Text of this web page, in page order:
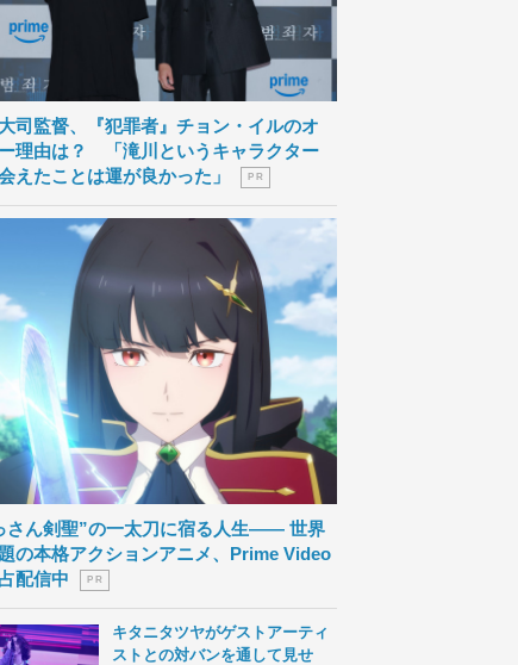
司監督、『犯罪者』チョン・イルのオ
理由は？ 「滝川というキャラクター
えたことは運が良かった」
P R
さん剣聖”の一太刀に宿る人生―― 世界
の本格アクションアニメ、Prime Video
配信中
P R
キタニタツヤがゲストアーティ
ストとの対バンを通して見せ